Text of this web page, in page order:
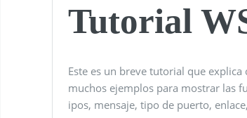
Tutorial
Este es un breve tutorial que
muchos ejemplos para mostrar las
ipos, mensaje, tipo de puerto,